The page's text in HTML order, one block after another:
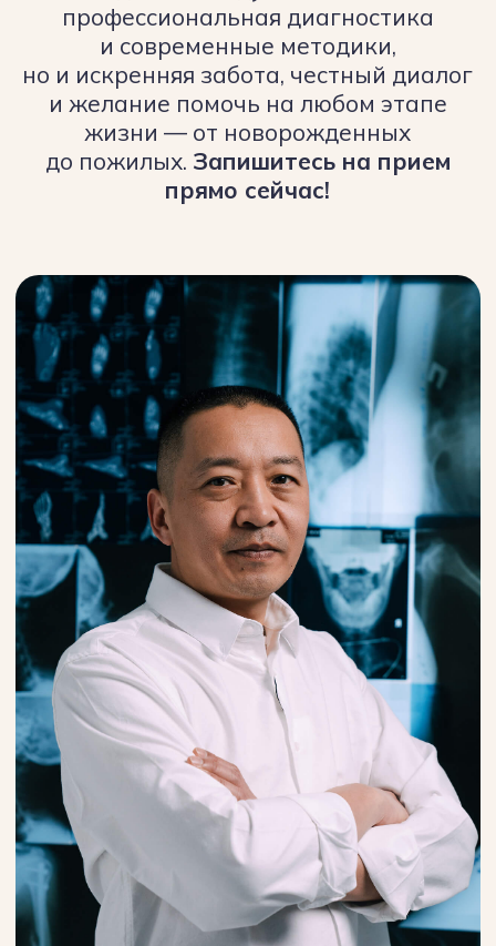
Мы не обещаем чудес, но гарантируем:
вы получите понятный план лечения.
Ваше здоровье — наша миссия,
а не просто работа.
Честный подход
к лечению
25-летний опыт работы
в травматологии + современный
остеопатический подход — для
достижения быстрого и долгосрочного
результата
Более 25 лет опыта
и современные методики
Мы помогаем малышам мягко
преодолеть последствия родовых травм,
нарушений сна и питания, закладывая
фундамент здоровья на всю жизнь
Забота о здоровье с первых
дней жизни
Узнайте план
лечения от эксперта
на первом приеме